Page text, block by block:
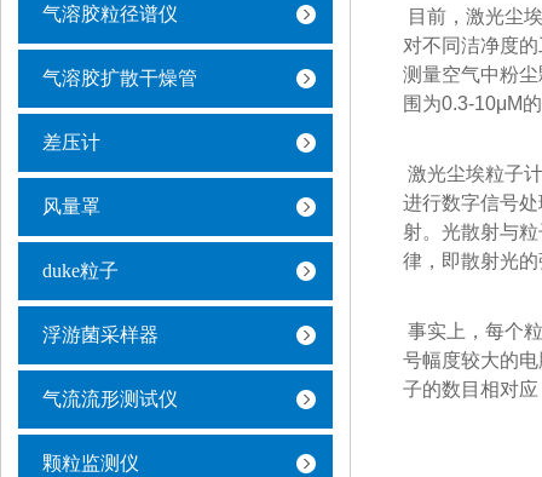
气溶胶粒径谱仪
气溶胶扩散干燥管
差压计
风量罩
duke粒子
浮游菌采样器
气流流形测试仪
颗粒监测仪
目前，激光尘
对不同洁净度
测量空气中粉
围为0.3-10μM
激光尘埃粒子
进行数字信号
射。光散射与
律，即散射光
事实上，每个
号幅度较大的
子的数目相对